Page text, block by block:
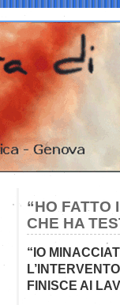
“HO FATTO
CHE HA
“IO
FINISCE AI